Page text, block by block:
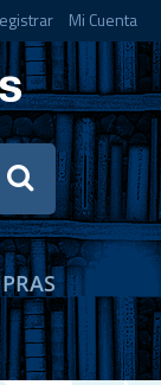
Mi Cuenta